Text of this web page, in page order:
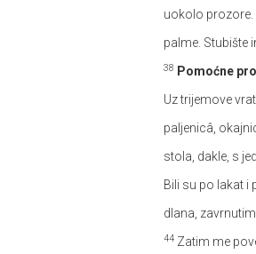
uokolo prozore.
palme. Stubište
38 Pomoćne
Uz trijemove
paljenicâ,
stola, dakle, s
Bili su po lakat i
dlana,
44 Zatim me